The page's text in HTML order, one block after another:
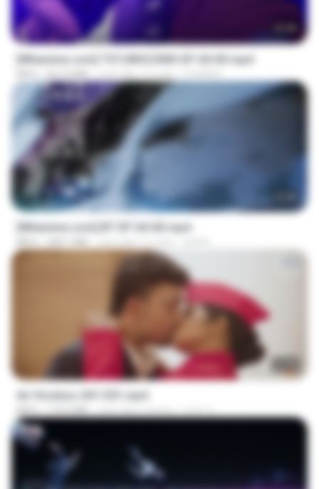
[Witanime.com] TSTJWGCDMS EP 04 HD.mp4
567.0 MB cách đây 14 ngày
[Witanime.com] BT EP 04 HD.mp4
MP4 248.7 MB cách đây 12 ngày
Air Hostess S01 E01.mp4
MP4 174.4 MB cách đây 3 tháng 민호 이.